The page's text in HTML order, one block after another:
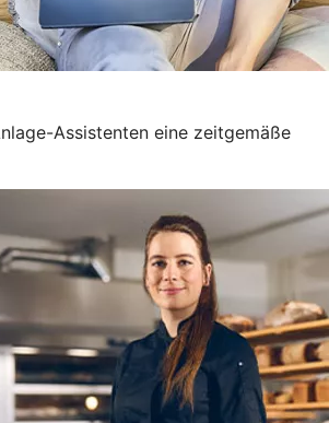
Assistenten eine zeitgemäße